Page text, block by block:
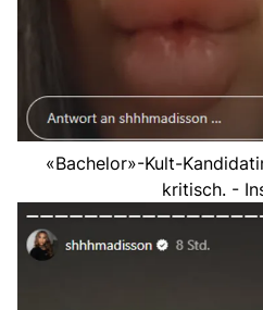
«Bachelor»-Kult-
kritisch. -